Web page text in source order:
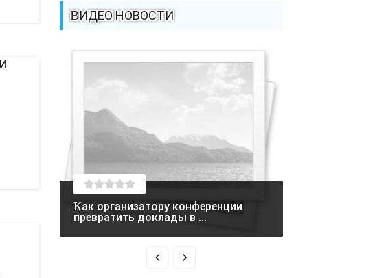
ВИДЕО НОВОСТИ
Как организатору конференции
превратить доклады в ...